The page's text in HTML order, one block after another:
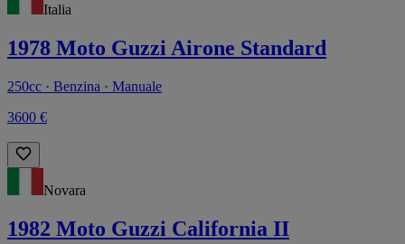
Italia
1978 Moto Guzzi Airone Standard
250cc · Benzina · Manuale
3600 €
Novara
1982 Moto Guzzi California II